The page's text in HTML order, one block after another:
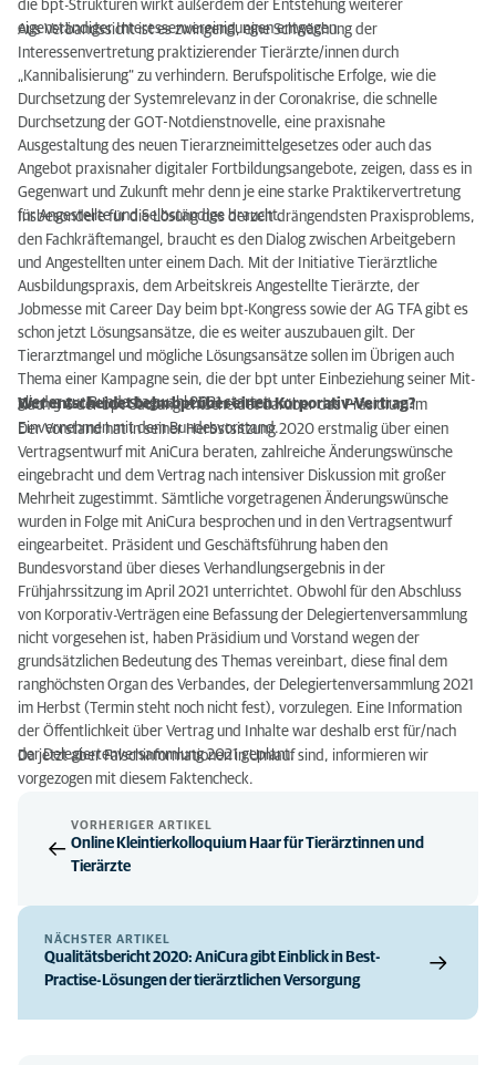
die bpt-Strukturen wirkt außerdem der Entstehung weiterer
eigenständiger Interessenvereinigungen entgegen.
Aus Verbandssicht ist es zwingend, eine Schwächung der
Interessenvertretung praktizierender Tierärzte/innen durch
„Kannibalisierung“ zu verhindern. Berufspolitische Erfolge, wie die
Durchsetzung der Systemrelevanz in der Coronakrise, die schnelle
Durchsetzung der GOT-Notdienstnovelle, eine praxisnahe
Ausgestaltung des neuen Tierarzneimittelgesetzes oder auch das
Angebot praxisnaher digitaler Fortbildungsangebote, zeigen, dass es in
Gegenwart und Zukunft mehr denn je eine starke Praktikervertretung
für Angestellte und Selbständige braucht.
Insbesondere für die Lösung des derzeit drängendsten Praxisproblems,
den Fachkräftemangel, braucht es den Dialog zwischen Arbeitgebern
und Angestellten unter einem Dach. Mit der Initiative Tierärztliche
Ausbildungspraxis, dem Arbeitskreis Angestellte Tierärzte, der
Jobmesse mit Career Day beim bpt-Kongress sowie der AG TFA gibt es
schon jetzt Lösungsansätze, die es weiter auszubauen gilt. Der
Tierarztmangel und mögliche Lösungsansätze sollen im Übrigen auch
Thema einer Kampagne sein, die der bpt unter Einbeziehung seiner Mit-
glieder zur Bundestagwahl 2021 startet.
Wer entscheidet beim bpt über einen Korporativ-Vertrag?
Nach § 6 der bpt-Satzung entscheidet darüber das Präsidium im
Einvernehmen mit dem Bundesvorstand.
Der Vorstand hat in seiner Herbstsitzung 2020 erstmalig über einen
Vertragsentwurf mit AniCura beraten, zahlreiche Änderungswünsche
eingebracht und dem Vertrag nach intensiver Diskussion mit großer
Mehrheit zugestimmt. Sämtliche vorgetragenen Änderungswünsche
wurden in Folge mit AniCura besprochen und in den Vertragsentwurf
eingearbeitet. Präsident und Geschäftsführung haben den
Bundesvorstand über dieses Verhandlungsergebnis in der
Frühjahrssitzung im April 2021 unterrichtet. Obwohl für den Abschluss
von Korporativ-Verträgen eine Befassung der Delegiertenversammlung
nicht vorgesehen ist, haben Präsidium und Vorstand wegen der
grundsätzlichen Bedeutung des Themas vereinbart, diese final dem
ranghöchsten Organ des Verbandes, der Delegiertenversammlung 2021
im Herbst (Termin steht noch nicht fest), vorzulegen. Eine Information
der Öffentlichkeit über Vertrag und Inhalte war deshalb erst für/nach
der Delegiertenversammlung 2021 geplant.
Da jetzt aber Falschinformationen in Umlauf sind, informieren wir
vorgezogen mit diesem Faktencheck.
VORHERIGER ARTIKEL
Online Kleintierkolloquium Haar für Tierärztinnen und
Tierärzte
NÄCHSTER ARTIKEL
Qualitätsbericht 2020: AniCura gibt Einblick in Best-
Practise-Lösungen der tierärztlichen Versorgung